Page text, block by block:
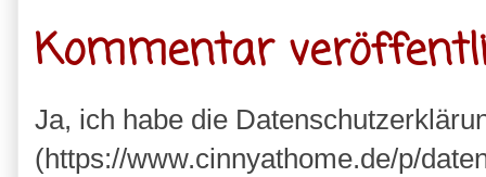
Kommentar
Ja, ich habe die
(https://www.cinnyathome.de/p/